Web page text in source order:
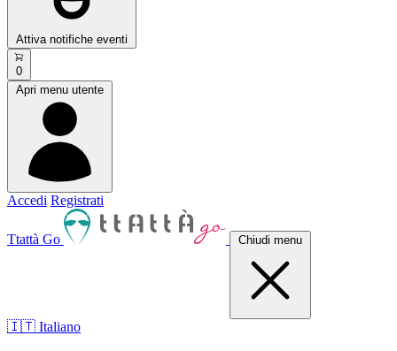
Attiva notifiche eventi
0
Apri menu utente
Accedi Registrati
Ttattà Go Chiudi menu
🇮🇹 Italiano